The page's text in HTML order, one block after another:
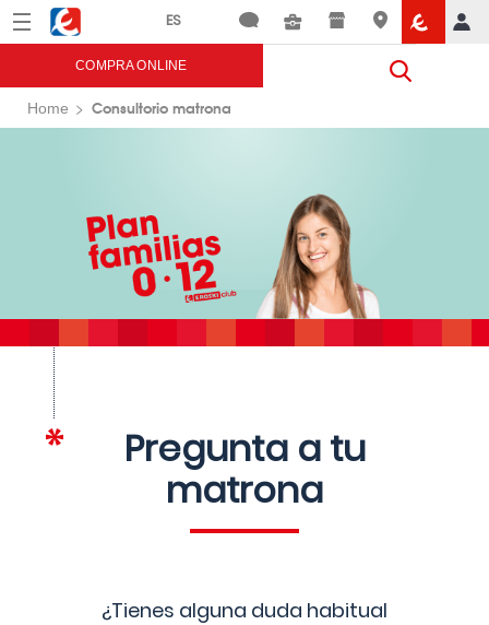
Menú Eroski
COMPRA ONLINE
Home Consultorio matrona
Pregunta a tu
matrona
¿Tienes alguna duda habitual